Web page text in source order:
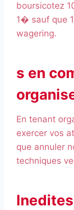
boursicotez
1� sauf que
wagering.
s en
En tenant
exercer vos
que annuler
techniques